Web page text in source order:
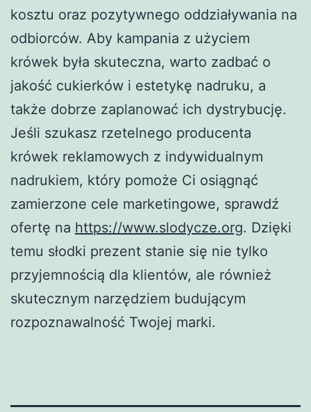
kosztu oraz pozytywnego oddziaływania na
odbiorców. Aby kampania z użyciem
krówek była skuteczna, warto zadbać o
jakość cukierków i estetykę nadruku, a
także dobrze zaplanować ich dystrybucję.
Jeśli szukasz rzetelnego producenta
krówek reklamowych z indywidualnym
nadrukiem, który pomoże Ci osiągnąć
zamierzone cele marketingowe, sprawdź
ofertę na https://www.slodycze.org. Dzięki
temu słodki prezent stanie się nie tylko
przyjemnością dla klientów, ale również
skutecznym narzędziem budującym
rozpoznawalność Twojej marki.